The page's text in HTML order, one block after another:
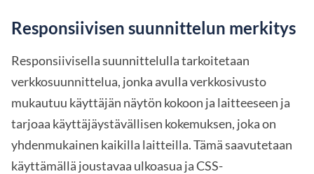
Responsiivisen suunnittelun merkitys
Responsiivisella suunnittelulla tarkoitetaan
verkkosuunnittelua, jonka avulla verkkosivusto
mukautuu käyttäjän näytön kokoon ja laitteeseen ja
tarjoaa käyttäjäystävällisen kokemuksen, joka on
yhdenmukainen kaikilla laitteilla. Tämä saavutetaan
käyttämällä joustavaa ulkoasua ja CSS-